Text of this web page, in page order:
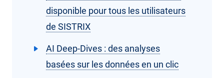
disponible pour tous les utilisateurs
de SISTRIX
AI Deep-Dives : des analyses
basées sur les données en un clic